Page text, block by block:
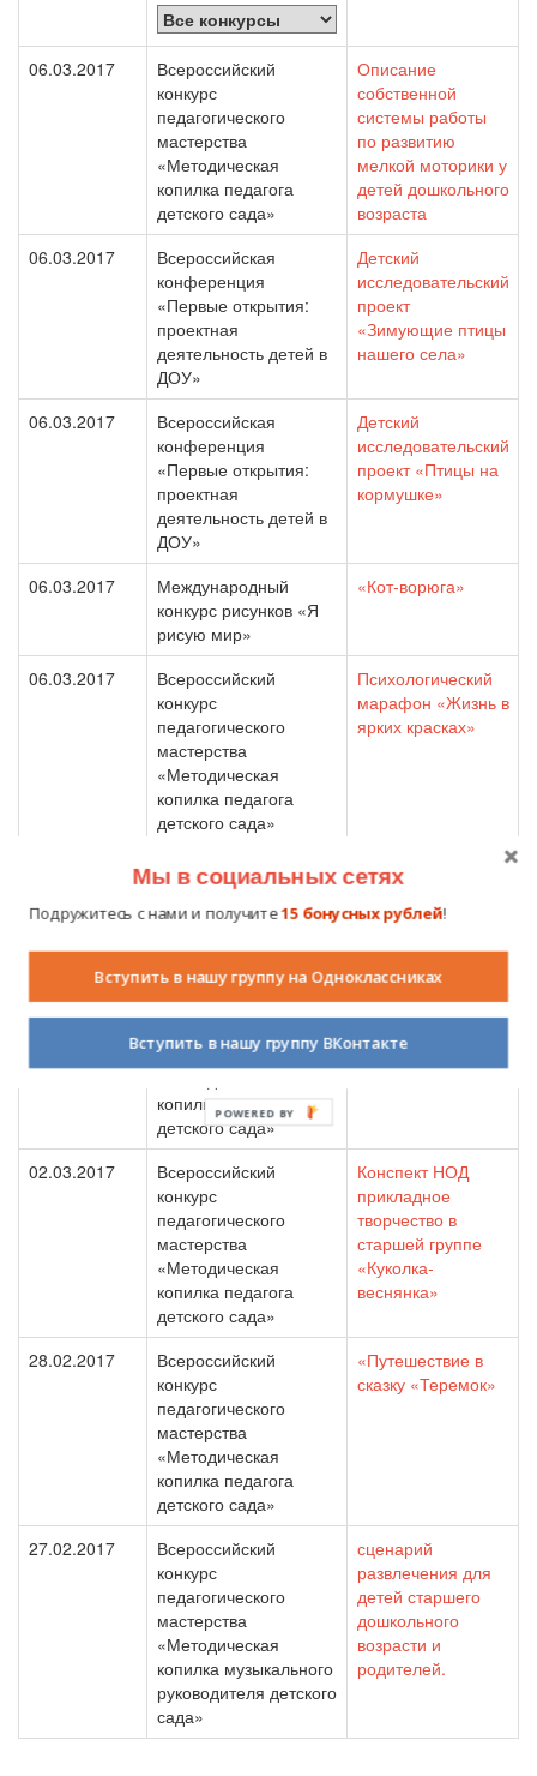
06.03.2017
Всероссийский
конкурс
педагогического
мастерства
«Методическая
копилка педагога
детского сада»
Описание
собственной
системы работы
по развитию
мелкой моторики у
детей дошкольного
возраста
06.03.2017
Всероссийская
конференция
«Первые открытия:
проектная
деятельность детей в
ДОУ»
Детский
исследовательский
проект
«Зимующие птицы
нашего села»
06.03.2017
Всероссийская
конференция
«Первые открытия:
проектная
деятельность детей в
ДОУ»
Детский
исследовательский
проект «Птицы на
кормушке»
06.03.2017
Международный
конкурс рисунков «Я
рисую мир»
«Кот-ворюга»
06.03.2017
Всероссийский
конкурс
педагогического
мастерства
«Методическая
копилка педагога
детского сада»
Психологический
марафон «Жизнь в
ярких красках»
Международный
литературный конкурс
«О педагогике – с
Эссе «Мои
педагогические
смыслы»
03.03.2017
Всероссийский
конкурс
мастерства
копилка педагога
детского сада»
Закаливания детей
раннего возраста
сна.
02.03.2017
Всероссийский
конкурс
педагогического
мастерства
«Методическая
копилка педагога
детского сада»
Конспект НОД
прикладное
творчество в
старшей группе
«Куколка-
веснянка»
28.02.2017
Всероссийский
конкурс
педагогического
мастерства
«Методическая
копилка педагога
детского сада»
«Путешествие в
сказку «Теремок»
27.02.2017
Всероссийский
конкурс
педагогического
мастерства
«Методическая
копилка музыкального
руководителя детского
сада»
сценарий
развлечения для
детей старшего
дошкольного
возрасти и
родителей.
Мы в социальных сетях
Подружитесь с нами и получите15 бонусных рублей!
Вступить в нашу группу на Одноклассниках
Вступить в нашу группу ВКонтакте
POWERED BY